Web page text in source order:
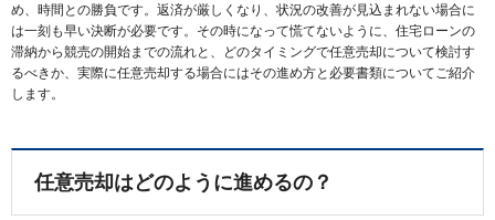
め、時間との勝負です。返済が厳しくなり、状況の改善が見込まれない場合に
は一刻も早い決断が必要です。その時になって慌てないように、住宅ローンの
滞納から競売の開始までの流れと、どのタイミングで任意売却について検討す
るべきか、実際に任意売却する場合にはその進め方と必要書類についてご紹介
します。
任意売却はどのように進めるの？